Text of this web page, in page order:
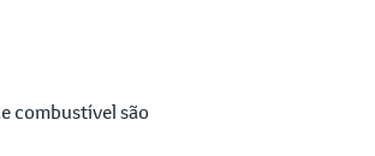
combustível são